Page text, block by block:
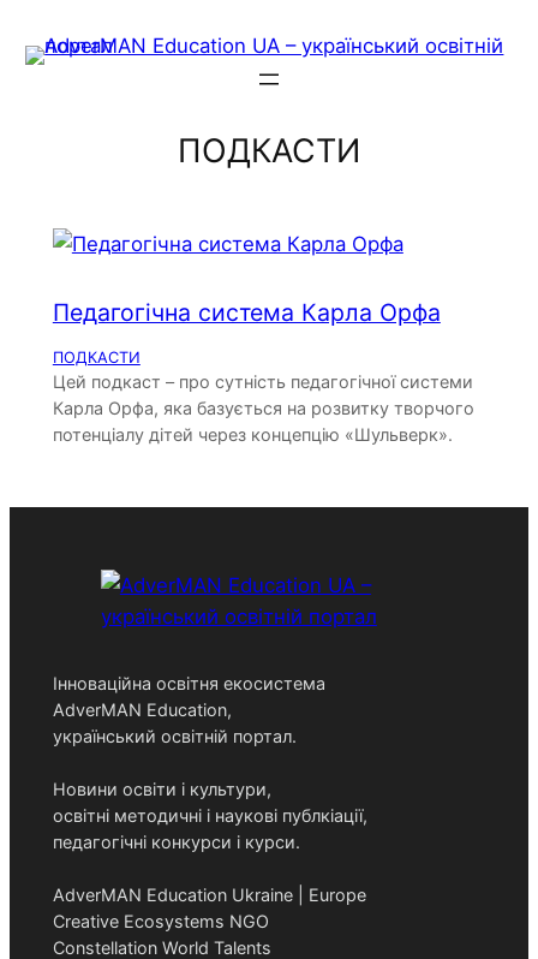
to
ПОДКАСТИ
Педагогічна система Карла Орфа
ПОДКАСТИ
Цей подкаст – про сутність педагогічної системи
Карла Орфа, яка базується на розвитку творчого
потенціалу дітей через концепцію «Шульверк».
Інноваційна освітня екосистема
AdverMAN Education,
український освітній портал.
Новини освіти і культури,
освітні методичні і наукові публкіації,
педагогічні конкурси і курси.
AdverMAN Education Ukraine | Europe
Creative Ecosystems NGO
Constellation World Talents